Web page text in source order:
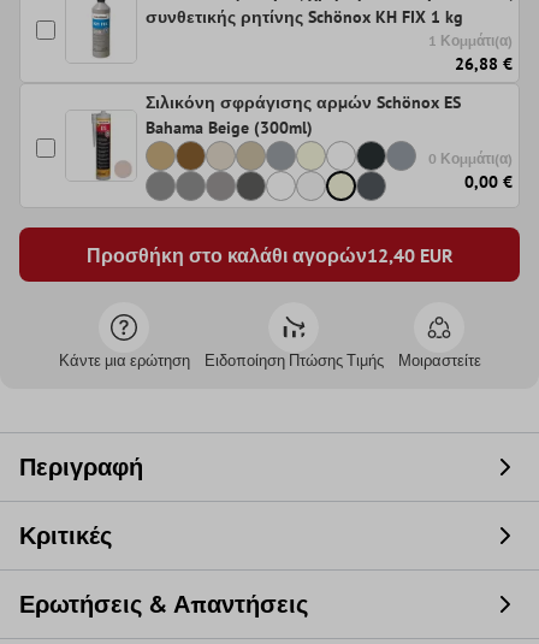
συνθετικής ρητίνης Schönox KH FIX 1 kg
1 Κομμάτι(α)
26,88 €
Σιλικόνη σφράγισης αρμών Schönox ES
Bahama Beige (300ml)
0 Κομμάτι(α)
0,00 €
Προσθήκη στο καλάθι αγορών12,40EUR
Κάντε μια ερώτηση Ειδοποίηση Πτώσης Τιμής Μοιραστείτε
Περιγραφή
Κριτικές
Ερωτήσεις & Απαντήσεις